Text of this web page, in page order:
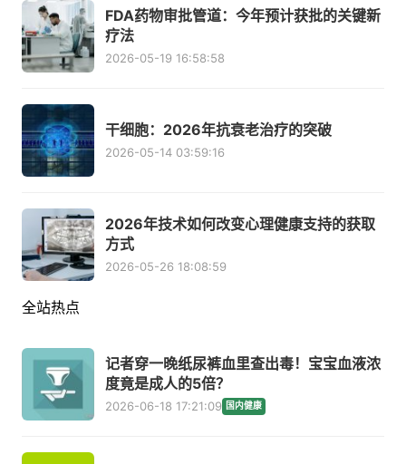
FDA药物审批管道：今年预计获批的关键新
疗法
2026-05-19 16:58:58
干细胞：2026年抗衰老治疗的突破
2026-05-14 03:59:16
2026年技术如何改变心理健康支持的获取
方式
2026-05-26 18:08:59
全站热点
记者穿一晚纸尿裤血里查出毒！宝宝血液浓
度竟是成人的5倍？
2026-06-18 17:21:09 国内健康